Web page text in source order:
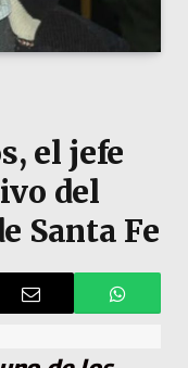
el jefe
del
Santa Fe